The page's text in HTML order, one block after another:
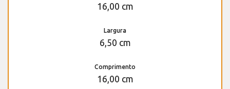
16,00 cm
Largura
6,50 cm
Comprimento
16,00 cm